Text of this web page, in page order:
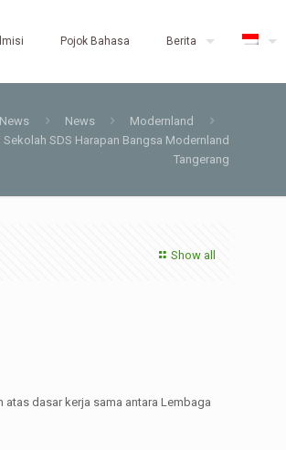
Pojok Bahasa Berita
News
Modernland
SDS Harapan Bangsa Modernland
Tangerang
Show all
dasar kerja sama antara Lembaga